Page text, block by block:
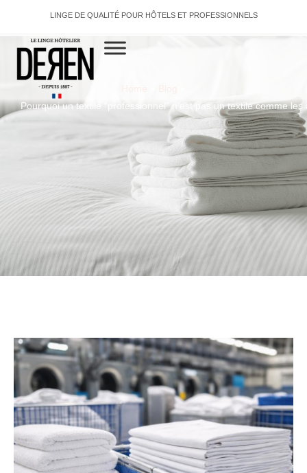
LINGE DE QUALITÉ POUR HÔTELS ET PROFESSIONNELS
Pourquoi un textile “professionnel” n’est pas un textile comme